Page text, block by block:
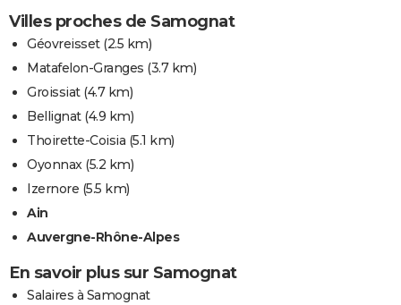
Villes proches de Samognat
Géovreisset(2.5 km)
Matafelon-Granges (3.7 km)
Groissiat(4.7 km)
Bellignat(4.9 km)
Thoirette-Coisia (5.1 km)
Oyonnax(5.2 km)
Izernore (5.5 km)
Ain
Auvergne-Rhône-Alpes
En savoir plus sur Samognat
Salaires à Samognat